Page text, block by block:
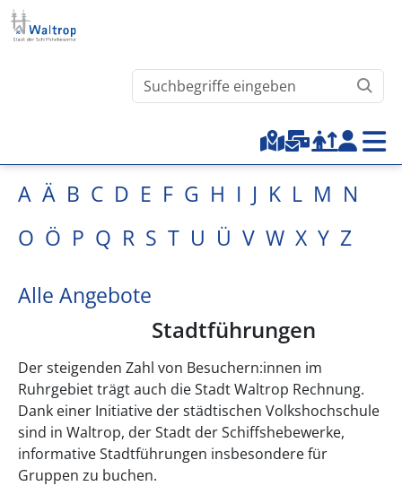
Direkt zum Inhalt
Waltrop.de durchsuchen
Top-Menu
A Ä B C D E F G H I J K L M N
O Ö P Q R S T U Ü V W X Y Z
Alle Angebote
Stadtführungen
Der steigenden Zahl von Besuchern:innen im
Ruhrgebiet trägt auch die Stadt Waltrop Rechnung.
Dank einer Initiative der städtischen Volkshochschule
sind in Waltrop, der Stadt der Schiffshebewerke,
informative Stadtführungen insbesondere für
Gruppen zu buchen.